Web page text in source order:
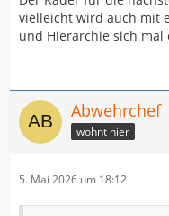
vielleicht wird auch mit
und Hierarchie sich mal
Abwehrchef
wohnt hier
5. Mai 2026 um 18:12